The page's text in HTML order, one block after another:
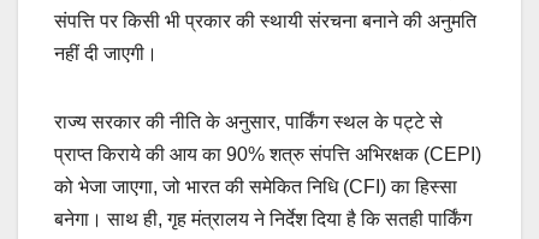
संपत्ति पर किसी भी प्रकार की स्थायी संरचना बनाने की अनुमति
नहीं दी जाएगी।
राज्य सरकार की नीति के अनुसार, पार्किंग स्थल के पट्टे से
प्राप्त किराये की आय का 90% शत्रु संपत्ति अभिरक्षक (CEPI)
को भेजा जाएगा, जो भारत की समेकित निधि (CFI) का हिस्सा
बनेगा। साथ ही, गृह मंत्रालय ने निर्देश दिया है कि सतही पार्किंग